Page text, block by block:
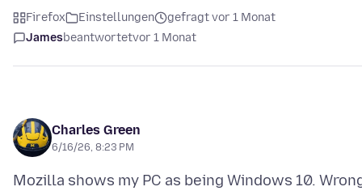
Firefox Einstellungen
gefragt vor 1 Monat
Jamesbeantwortetvor 1 Monat
Charles Green
6/16/26, 8:23 PM
Mozilla shows my PC as being Windows 10.